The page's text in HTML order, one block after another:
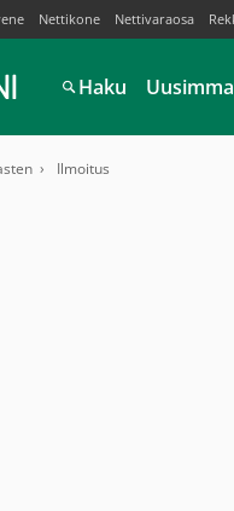
Nettikone Nettivaraosa
Haku
Ilmoitus